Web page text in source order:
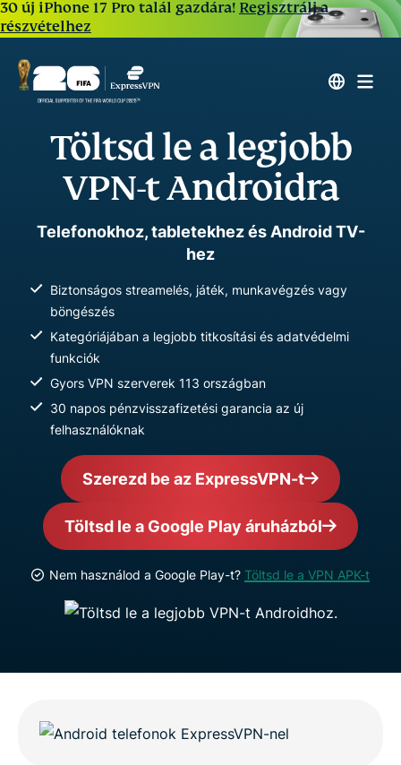
30 új iPhone 17 Pro talál gazdára! Regisztrálj a
részvételhez
Töltsd le a legjobb
VPN-t Androidra
Telefonokhoz, tabletekhez és Android TV-
hez
Biztonságos streamelés, játék, munkavégzés vagy
böngészés
Kategóriájában a legjobb titkosítási és adatvédelmi
funkciók
Gyors VPN szerverek 113 országban
30 napos pénzvisszafizetési garancia az új
felhasználóknak
Szerezd be az ExpressVPN-t
Töltsd le a Google Play áruházból
Nem használod a Google Play-t? Töltsd le a VPN APK-t